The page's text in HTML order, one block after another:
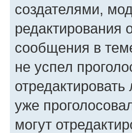
создателями,
редактирования
сообщения в
не успел
уже
могут